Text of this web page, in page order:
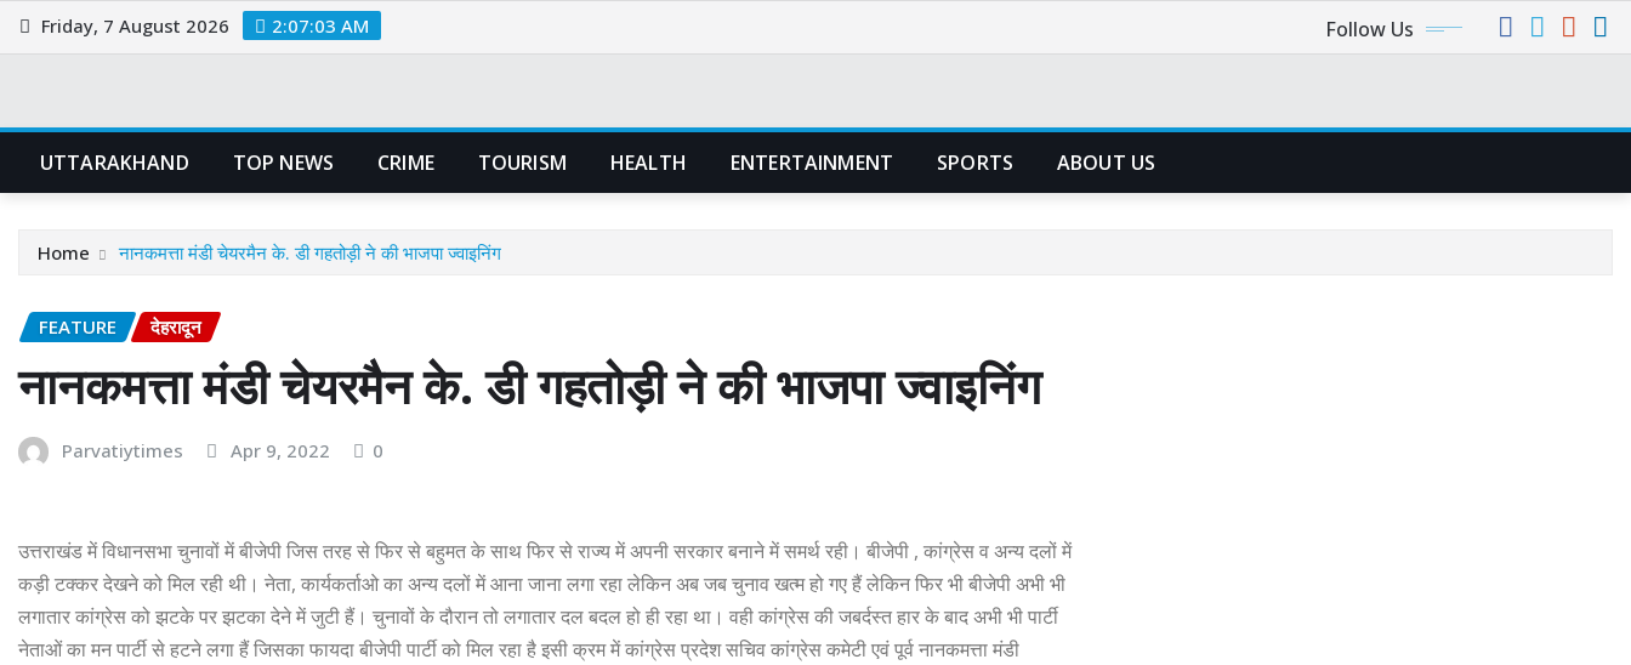
Skip
to
Friday, 7 August 2026 2:07:03 AM Follow Us
UTTARAKHAND TOP NEWS CRIME TOURISM HEALTH ENTERTAINMENT SPORTS ABOUT US
Home नानकमत्ता मंडी चेयरमैन के. डी गहतोड़ी ने की भाजपा ज्वाइनिंग
FEATURE देहरादून
नानकमत्ता मंडी चेयरमैन के. डी गहतोड़ी ने की भाजपा ज्वाइनिंग
Parvatiytimes Apr 9, 2022 0
उत्तराखंड में विधानसभा चुनावों में बीजेपी जिस तरह से फिर से बहुमत के साथ फिर से राज्य में अपनी सरकार बनाने में समर्थ रही। बीजेपी , कांग्रेस व अन्य दलों में
कड़ी टक्कर देखने को मिल रही थी। नेता, कार्यकर्ताओ का अन्य दलों में आना जाना लगा रहा लेकिन अब जब चुनाव खत्म हो गए हैं लेकिन फिर भी बीजेपी अभी भी
लगातार कांग्रेस को झटके पर झटका देने में जुटी हैं। चुनावों के दौरान तो लगातार दल बदल हो ही रहा था। वही कांग्रेस की जबर्दस्त हार के बाद अभी भी पार्टी
नेताओं का मन पार्टी से हटने लगा हैं जिसका फायदा बीजेपी पार्टी को मिल रहा है इसी क्रम में कांग्रेस प्रदेश सचिव कांग्रेस कमेटी एवं पूर्व नानकमत्ता मंडी